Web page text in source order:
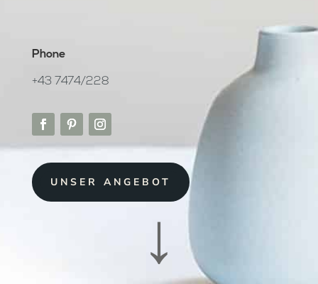
Phone
+43 7474/228
UNSER ANGEBOT
↓